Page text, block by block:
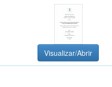
Visualizar/Abrir